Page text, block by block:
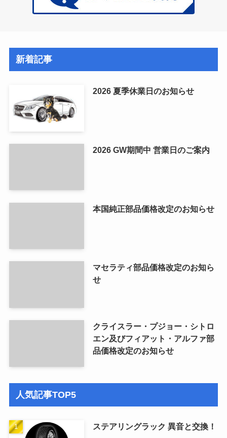
新着記事
2026 夏季休業日のお知らせ
2026 GW期間中 営業日のご案内
本国純正部品価格改定のお知らせ
マセラティ部品価格改定のお知ら
せ
クライスラー・プジョー・シトロ
エン及びフィアット・アルファ部
品価格改定のお知らせ
人気記事TOP5
ステアリングラック 異音と交換！